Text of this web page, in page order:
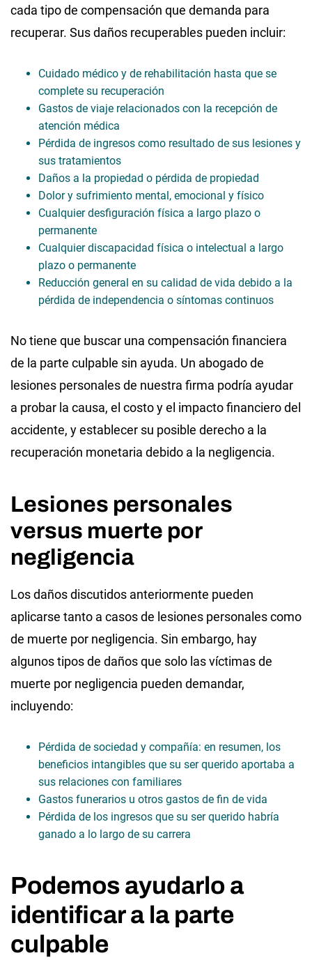
cada tipo de compensación que demanda para
recuperar. Sus daños recuperables pueden incluir:
Cuidado médico y de rehabilitación hasta que se
complete su recuperación
Gastos de viaje relacionados con la recepción de
atención médica
Pérdida de ingresos como resultado de sus lesiones y
sus tratamientos
Daños a la propiedad o pérdida de propiedad
Dolor y sufrimiento mental, emocional y físico
Cualquier desfiguración física a largo plazo o
permanente
Cualquier discapacidad física o intelectual a largo
plazo o permanente
Reducción general en su calidad de vida debido a la
pérdida de independencia o síntomas continuos
No tiene que buscar una compensación financiera
de la parte culpable sin ayuda. Un abogado de
lesiones personales de nuestra firma podría ayudar
a probar la causa, el costo y el impacto financiero del
accidente, y establecer su posible derecho a la
recuperación monetaria debido a la negligencia.
Lesiones personales
versus muerte por
negligencia
Los daños discutidos anteriormente pueden
aplicarse tanto a casos de lesiones personales como
de muerte por negligencia. Sin embargo, hay
algunos tipos de daños que solo las víctimas de
muerte por negligencia pueden demandar,
incluyendo:
Pérdida de sociedad y compañía: en resumen, los
beneficios intangibles que su ser querido aportaba a
sus relaciones con familiares
Gastos funerarios u otros gastos de fin de vida
Pérdida de los ingresos que su ser querido habría
ganado a lo largo de su carrera
Podemos ayudarlo a
identificar a la parte
culpable